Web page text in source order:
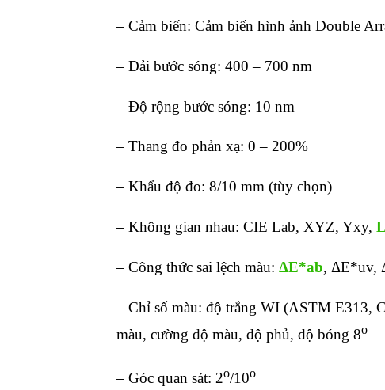
– Cảm biến: Cảm biến hình ảnh Double
– Dải bước sóng: 400 – 700 nm
– Độ rộng bước sóng: 10 nm
– Thang đo phản xạ: 0 – 200%
– Khẩu độ đo: 8/10 mm (tùy chọn)
– Không gian nhau: CIE Lab, XYZ, Yxy,
– Công thức sai lệch màu: ΔE*ab, ΔE*uv,
– Chỉ số màu: độ trắng WI (ASTM E313,
màu, cường độ màu, độ phủ, độ bóng 8o
– Góc quan sát: 2o/10o